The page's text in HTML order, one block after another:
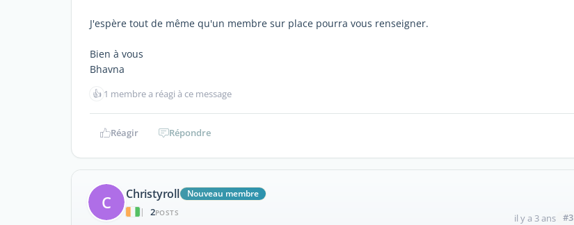
J'espère tout de même qu'un membre sur place pourra vous renseigner.
Bien à vous
Bhavna
👍 1 membre a réagi à ce message
Réagir Répondre
C Christyroll
Nouveau membre
|
2POSTS il y a 3 ans #3